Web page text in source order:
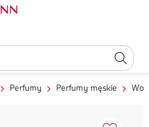
Perfumy Perfumy męskie